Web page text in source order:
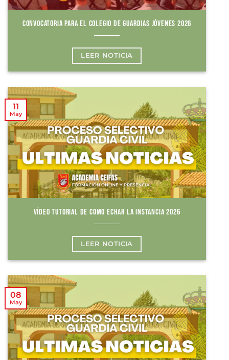
CONVOCATORIA PARA EL COLEGIO DE GUARDIAS JÓVENES 2026
LEER NOTICIA
VÍDEO TUTORIAL DE COMO ECHAR LA INSTANCIA 2026
LEER NOTICIA
11
May
08
May